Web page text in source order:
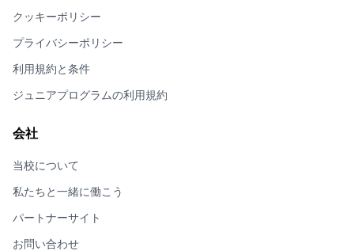
クッキーポリシー
プライバシーポリシー
利用規約と条件
ジュニアプログラムの利用規約
会社
当校について
私たちと一緒に働こう
パートナーサイト
お問い合わせ